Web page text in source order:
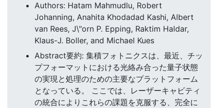
Authors: Hatam Mahmudlu, Robert
Johanning, Anahita Khodadad Kashi, Albert
van Rees, J\"orn P. Epping, Raktim Haldar,
Klaus-J. Boller, and Michael Kues
Abstract要約: 集積フォトニクスは、最近、チッ
プフォーマットにおける光絡み合った量子状態
の実現と処理のための主要なプラットフォーム
となっている。 ここでは、レーザーキャビティ
の統合によりこれらの課題を克服する、完全に